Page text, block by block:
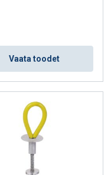
Vaata toodetSamuti jagame
kes võivad seda
Funktsionaalsed